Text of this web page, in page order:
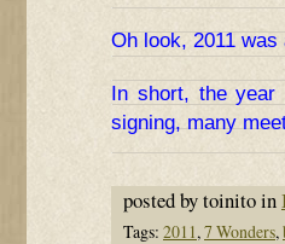
Oh look, 2011
In short, the year
signing, many
posted by toinito in
Tags: 2011,7 Wonders,